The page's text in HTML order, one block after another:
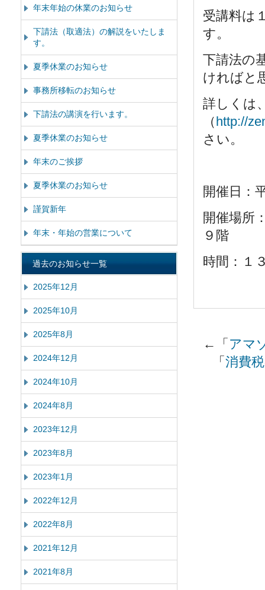
受講料は
す。
下請法の
ければと
詳しくは
（http://
さい。
開催日：
開催場所
９階
時間：１
←「 アマ
「 消費
年末年始の休業のお知らせ
下請法（取適法）の解説をいたしま
す。
夏季休業のお知らせ
事務所移転のお知らせ
下請法の講演を行います。
夏季休業のお知らせ
年末のご挨拶
夏季休業のお知らせ
謹賀新年
年末・年始の営業について
過去のお知らせ一覧
2025年12月
2025年10月
2025年8月
2024年12月
2024年10月
2024年8月
2023年12月
2023年8月
2023年1月
2022年12月
2022年8月
2021年12月
2021年8月